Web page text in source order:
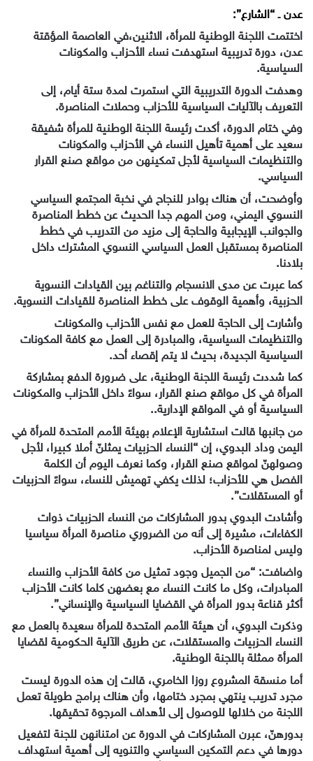
عدن ـ “الشارع”:
اختتمت اللجنة الوطنية للمرأة، الاثنين،في العاصمة المؤقتة
عدن، دورة تدريبية استهدفت نساء الأحزاب والمكونات
السياسية.
وهدفت الدورة التدريبية التي استمرت لمدة ستة أيام، إلى
التعريف بالآليات السياسية للأحزاب وحملات المناصرة.
وفي ختام الدورة، أكدت رئيسة اللجنة الوطنية للمرأة شفيقة
سعيد على أهمية تأهيل النساء في الأحزاب والمكونات
والتنظيمات السياسية لأجل تمكينهن من مواقع صنع القرار
السياسي.
وأوضحت، أن هناك بوادر للنجاح في نخبة المجتمع السياسي
النسوي اليمني، ومن المهم جدا الحديث عن خطط المناصرة
والجوانب الإيجابية والحاجة إلى مزيد من التدريب في خطط
المناصرة بمستقبل العمل السياسي النسوي المشترك داخل
بلادنا.
كما عبرت عن مدى الانسجام والتناغم بين القيادات النسوية
الحزبية، وأهمية الوقوف على خطط المناصرة للقيادات النسوية.
وأشارت إلى الحاجة للعمل مع نفس الأحزاب والمكونات
والتنظيمات السياسية، والمبادرة إلى العمل مع كافة المكونات
السياسية الجديدة، بحيث لا يتم إقصاء أحد.
كما شددت رئيسة اللجنة الوطنية، على ضرورة الدفع بمشاركة
المرأة في كل مواقع صنع القرار، سواءً داخل الأحزاب والمكونات
السياسية أو في المواقع الإدارية..
من جانبها قالت استشارية الإعلام بهيئة الأمم المتحدة للمرأة في
اليمن وداد البدوي، إن “النساء الحزبيات يمثلنّ أملا كبيرا، لأجل
وصولهنّ لمواقع صنع القرار، وكما نعرف اليوم أن الكلمة
الفصل هي للأحزاب؛ لذلك يكفي تهميش للنساء، سواءً الحزبيات
أو المستقلات”.
وأشادت البدوي بدور المشاركات من النساء الحزبيات ذوات
الكفاءات، مشيرة إلى أنه من الضروري مناصرة المرأة سياسيا
وليس لمناصرة الأحزاب.
واضافت: “من الجميل وجود تمثيل من كافة الأحزاب والنساء
المبادرات، وكل ما كانت النساء مع بعضهن كلما كانت الأحزاب
أكثر قناعة بدور المرأة في القضايا السياسية والإنساني”.
وذكرت البدوي، أن هيئة الأمم المتحدة للمرأة سعيدة بالعمل مع
النساء الحزبيات والمستقلات، عن طريق الآلية الحكومية لقضايا
المرأة ممثلة باللجنة الوطنية.
أما منسقة المشروع روزا الخامري، قالت إن هذه الدورة ليست
مجرد تدريب ينتهي بمجرد ختامها، وأن هناك برامج طويلة تعمل
اللجنة من خلالها للوصول إلى لأهداف المرجوة تحقيقها.
بدورهنّ، عبرن المشاركات في الدورة عن امتنانهن للجنة لتفعيل
دورها في دعم التمكين السياسي والتنويه إلى أهمية استهداف